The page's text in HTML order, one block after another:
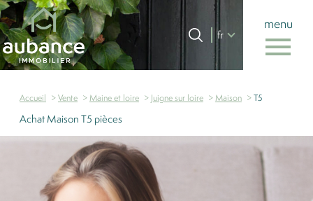
menu
fr
Accueil
Accueil Vente Maine et loire Juigne sur loire Maison T5
Achat Maison T5 pièces